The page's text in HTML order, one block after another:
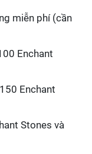
miễn phí (cần
Enchant
Enchant
Stones và